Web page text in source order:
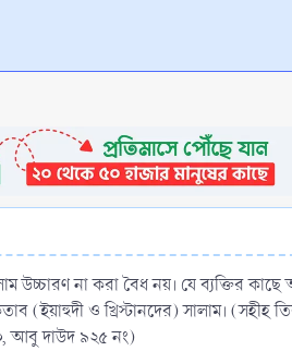
উচ্চারণ না করা বৈধ নয়। যে ব্যক্তির
(ইয়াহুদী ও খ্রিস্টানদের) সালাম।
আবু দাউদ ৯২৫ নং)